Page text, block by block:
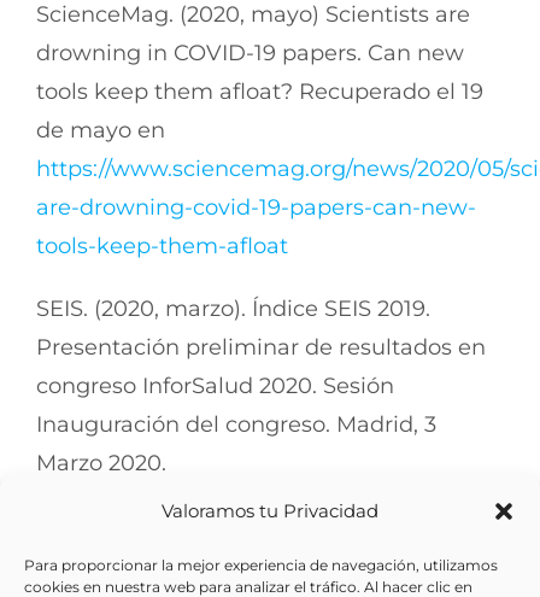
Valoramos tu Privacidad
Para proporcionar la mejor experiencia de navegación, utilizamos
cookies en nuestra web para analizar el tráfico. Al hacer clic en
ScienceMag. (2020, mayo) Scientists are
drowning in COVID-19 papers. Can new
tools keep them afloat? Recuperado el 19
de mayo en
https://www.sciencemag.org/news/2020/05/
are-drowning-covid-19-papers-can-new-
tools-keep-them-afloat
SEIS. (2020, marzo). Índice SEIS 2019.
Presentación preliminar de resultados en
congreso InforSalud 2020. Sesión
Inauguración del congreso. Madrid, 3
Marzo 2020.